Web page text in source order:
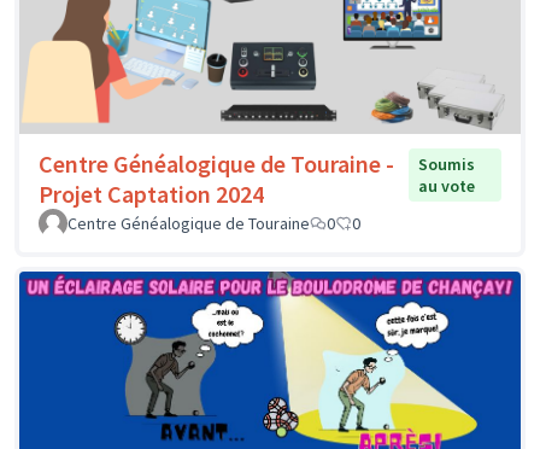
Centre Généalogique de Touraine -
Projet Captation 2024
Soumis
au vote
Centre Généalogique de Touraine
0 0